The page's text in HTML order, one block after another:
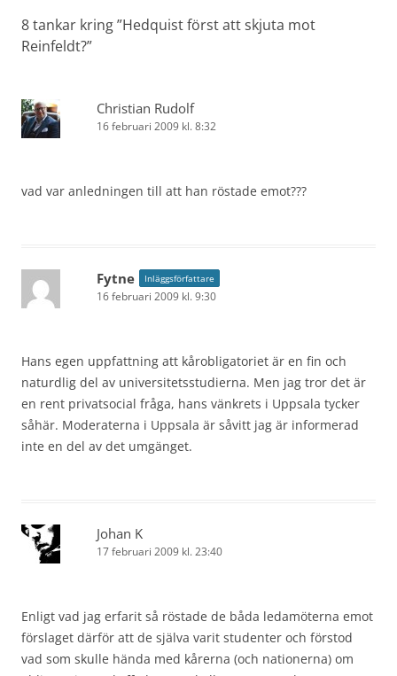
8 tankar kring ”Hedquist först att skjuta mot
Reinfeldt?”
Christian Rudolf
16 februari 2009 kl. 8:32
vad var anledningen till att han röstade emot???
Fytne Inläggsförfattare
16 februari 2009 kl. 9:30
Hans egen uppfattning att kårobligatoriet är en fin och
naturdlig del av universitetsstudierna. Men jag tror det är
en rent privatsocial fråga, hans vänkrets i Uppsala tycker
såhär. Moderaterna i Uppsala är såvitt jag är informerad
inte en del av det umgänget.
Johan K
17 februari 2009 kl. 23:40
Enligt vad jag erfarit så röstade de båda ledamöterna emot
förslaget därför att de själva varit studenter och förstod
vad som skulle hända med kårerna (och nationerna) om